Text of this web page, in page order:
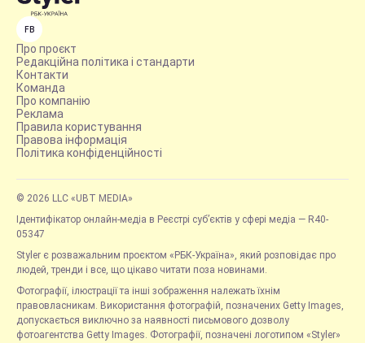
FB
Про проєкт
Редакційна політика і стандарти
Контакти
Команда
Про компанію
Реклама
Правила користування
Правова інформація
Політика конфіденційності
© 2026 LLC «UBT MEDIA»
Ідентифікатор онлайн-медіа в Реєстрі суб’єктів у сфері медіа — R40-
05347
Styler є розважальним проєктом «РБК-Україна», який розповідає про
людей, тренди і все, що цікаво читати поза новинами.
Фотографії, ілюстрації та інші зображення належать їхнім
правовласникам. Використання фотографій, позначених Getty Images,
допускається виключно за наявності письмового дозволу
фотоагентства Getty Images. Фотографії, позначені логотипом «Styler»